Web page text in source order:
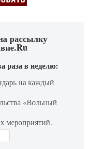
рассылку
раза в неделю:
на каждый
«Вольный
мероприятий.